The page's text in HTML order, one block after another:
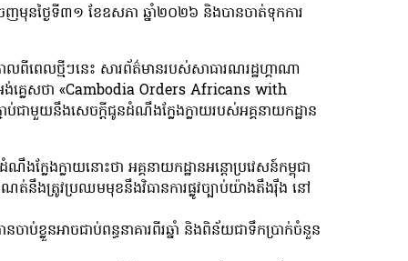
ញមុនថ្ងៃទី៣១ ខែឧសភា ឆ្នាំ២០២៦ និងបានចាត់ទុកការ
ពីពេលថ្មីៗនេះ សារព័ត៌មានរបស់សាធារណរដ្ឋហ្គាណា
គ្លេសថា «Cambodia Orders Africans with
ាមួយនឹងសេចក្តីជូនដំណឹងក្លែងក្លាយរបស់អគ្គនាយកដ្ឋាន
លែងក្លាយនោះថា អគ្គនាយកដ្ឋានអន្តោប្រវេសន៍កម្ពុជា
ត់នឹងត្រូវប្រឈមមុខនឹងវិធានការផ្លូវច្បាប់យ៉ាងតឹងរ៉ឹង នៅ
ចាប់ខ្លួនអាចជាប់ពន្ធនាគារពីរឆ្នាំ និងពិន័យជាទឹកប្រាក់ចំនួន